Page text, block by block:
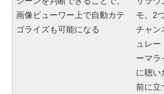
画像ビューワー上で自動カテ
ゴライズも可能になる
モ。2
チャン
ュレー
ーマラ
に聴い
前に立